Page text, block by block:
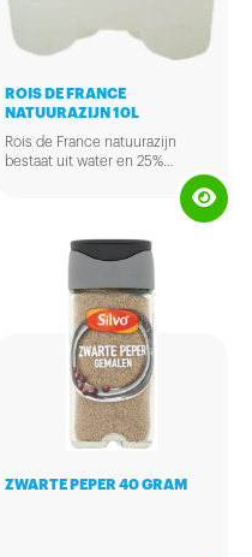
ROIS DE FRANCE
NATUURAZIJN 10L
Rois de France natuurazijn
bestaat uit water en 25%
natuurazijn. Het gebruik van
natuurazijn in voedsel helpt om
Hierdoor is het makkelijker om
een gezonder lichaamsgewicht
ZWARTE PEPER 40 GRAM